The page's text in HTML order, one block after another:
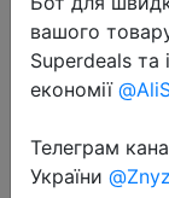
вашого
Superdeals та
економії
Телеграм
України